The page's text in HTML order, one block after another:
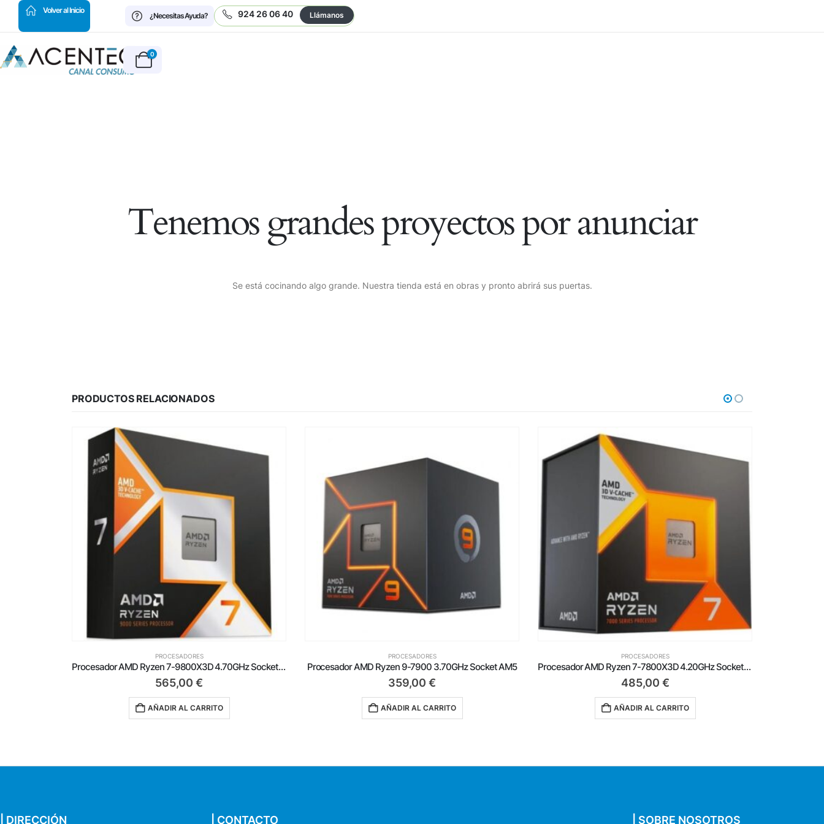
Volver al Inicio
¿Necesitas Ayuda?
924 26 06 40 Llámanos
0
Tenemos grandes proyectos por anunciar
Se está cocinando algo grande. Nuestra tienda está en obras y pronto abrirá sus puertas.
PRODUCTOS RELACIONADOS
PROCESADORES
Procesador AMD Ryzen 9-7900 3.70GHz Socket AM5
359,00 €
AÑADIR AL CARRITO
PROCESADORES
Procesador AMD Ryzen 7-7800X3D 4.20GHz Socket AM5
485,00€
AÑADIR AL CARRITO
PROCESADORES
Procesador AMD Ryzen 5-5600T 3.50GHz Socket AM4
135,00 €
AÑADIR AL CARRITO
| DIRECCIÓN | CONTACTO | SOBRE NOSOTROS